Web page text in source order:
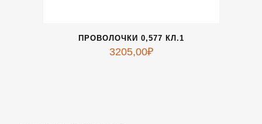
ПРОВОЛОЧКИ 0,577 КЛ.1
3205,00₽